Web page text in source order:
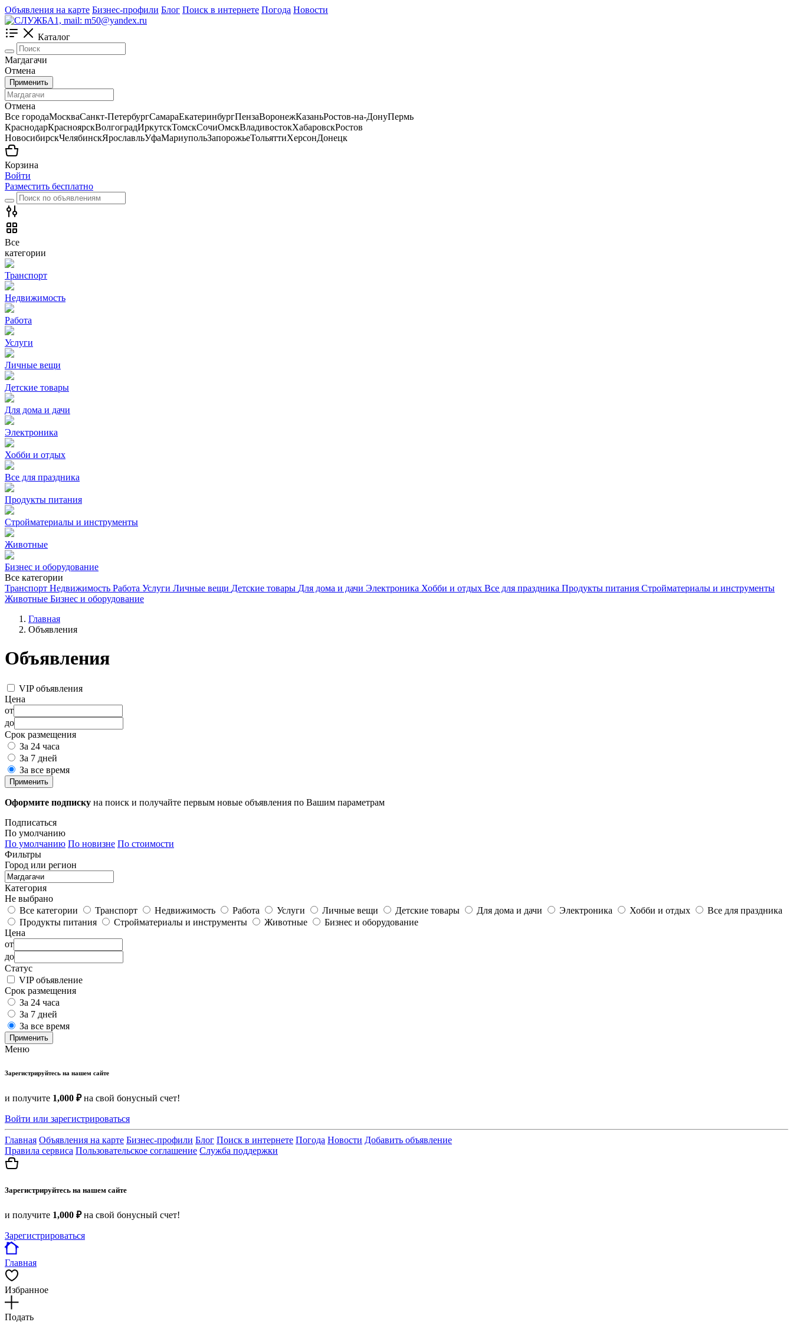
Объявления на карте Бизнес-профили Блог Поиск в интернете Погода Новости
Каталог
Магдагачи
Отмена
Применить
Отмена
Все городаМоскваСанкт-ПетербургСамараЕкатеринбургПензаВоронежКазаньРостов-на-ДонуПермь
КраснодарКрасноярскВолгоградИркутскТомскСочиОмскВладивостокХабаровскРостов
НовосибирскЧелябинскЯрославльУфаМариупольЗапорожьеТольяттиХерсонДонецк
Корзина
Войти
Разместить бесплатно
Все
категории
Транспорт
Недвижимость
Работа
Услуги
Личные вещи
Детские товары
Для дома и дачи
Электроника
Хобби и отдых
Все для праздника
Продукты питания
Стройматериалы и инструменты
Животные
Бизнес и оборудование
Все категории
Транспорт Недвижимость Работа Услуги Личные вещи Детские товары Для дома и дачи Электроника Хобби и отдых Все для праздника Продукты питания Стройматериалы и инструменты
Животные Бизнес и оборудование
Главная
Объявления
Объявления
VIP объявления
Цена
от
до
Срок размещения
За 24 часа
За 7 дней
За все время
Применить
Оформите подписку на поиск и получайте первым новые объявления по Вашим параметрам
Подписаться
По умолчанию
По умолчанию По новизне По стоимости
Фильтры
Город или регион
Категория
Не выбрано
Все категории
Транспорт Недвижимость Работа Услуги Личные вещи Детские товары Для дома и дачи Электроника Хобби и отдых
Все для праздника
Продукты питания
Стройматериалы и инструменты Животные
Бизнес и оборудование
Цена
от
до
Статус
VIP объявление
Срок размещения
За 24 часа
За 7 дней
За все время
Применить
Меню
Зарегистрируйтесь на нашем сайте
и получите 1,000 ₽на свой бонусный счет!
Войти или зарегистрироваться
Главная Объявления на карте Бизнес-профили Блог Поиск в интернете Погода Новости Добавить объявление
Правила сервиса Пользовательское соглашение Служба поддержки
Зарегистрируйтесь на нашем сайте
и получите 1,000 ₽на свой бонусный счет!
Зарегистрироваться
Главная
Избранное
Подать